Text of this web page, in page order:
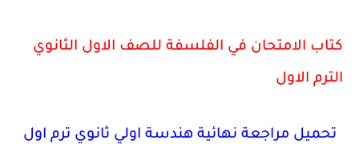
كتاب الامتحان في الفلسفة للصف الاول الثانوي
الترم الاول
تحميل مراجعة نهائية هندسة اولي ثانوي ترم اول